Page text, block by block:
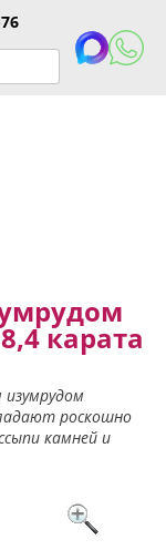
карата
изумрудом
роскошно
камней и